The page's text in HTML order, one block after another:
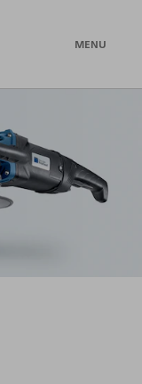
MENU